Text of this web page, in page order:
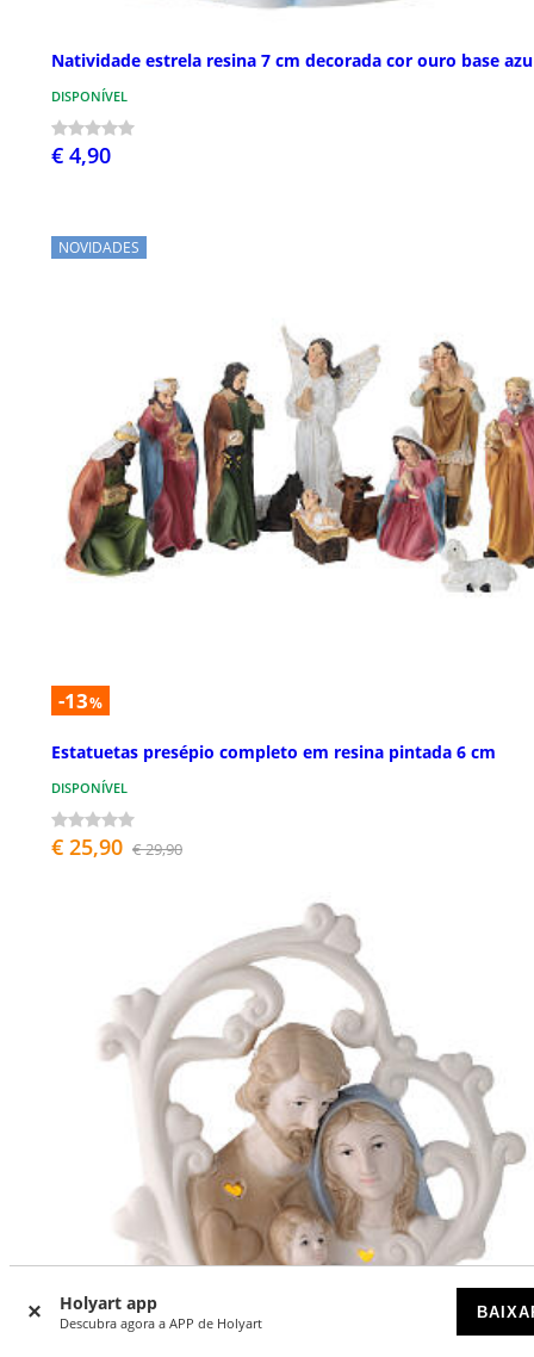
Holyart app
Descubra agora a APP de Holyart
Natividade estrela resina 7 cm decorada cor ouro base
DISPONÍVEL
€ 4,90
NOVIDADES
-13%
Estatuetas presépio completo em resina pintada 6 cm
DISPONÍVEL
€ 25,90 € 29,90